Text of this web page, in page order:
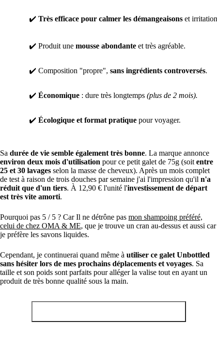
✔️ Très efficace pour calmer les démangeaisons et
✔️ Produit une mousse abondante et très agréable.
✔️ Composition "propre", sans ingrédients controversés.
✔️ Économique : dure très longtemps (plus de 2 mois).
✔️ Écologique et format pratique pour voyager.
Sa durée de vie semble également très bonne. La marque annonce
environ deux mois d'utilisation pour ce petit galet de 75g (soit entre
25 et 30 lavages selon la masse de cheveux). Après un mois complet
de test à raison de trois douches par semaine j'ai l'impression qu'il n'a
réduit que d'un tiers. À 12,90 € l'unité l'investissement de départ
est très vite amorti.
Pourquoi pas 5 / 5 ? Car Il ne détrône pas mon shampoing préféré,
celui de chez OMA & ME, que je trouve un cran au-dessus et aussi car
je préfère les savons liquides.
Cependant, je continuerai quand même à utiliser ce galet Unbottled
sans hésiter lors de mes prochains déplacements et voyages. Sa
taille et son poids sont parfaits pour alléger la valise tout en ayant un
produit de très bonne qualité sous la main.